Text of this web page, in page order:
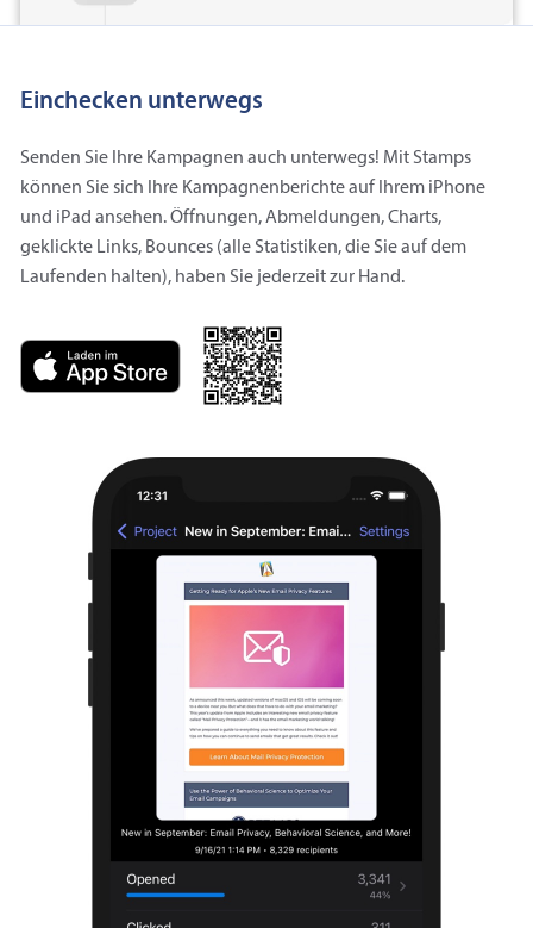
Einchecken unterwegs
Senden Sie Ihre Kampagnen auch unterwegs! Mit Stamps
können Sie sich Ihre Kampagnenberichte auf Ihrem iPhone
und iPad ansehen. Öffnungen, Abmeldungen, Charts,
geklickte Links, Bounces (alle Statistiken, die Sie auf dem
Laufenden halten), haben Sie jederzeit zur Hand.